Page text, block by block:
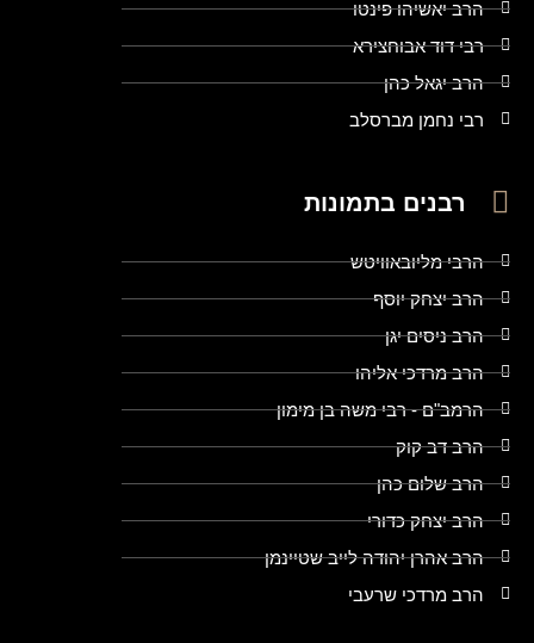
הרב יאשיהו פינטו
רבי דוד אבוחצירא
הרב יגאל כהן
רבי נחמן מברסלב
רבנים בתמונות
הרבי מליובאוויטש
הרב יצחק יוסף
הרב ניסים יגן
הרב מרדכי אליהו
הרמב"ם - רבי משה בן מימון
הרב דב קוק
הרב שלום כהן
הרב יצחק כדורי
הרב אהרן יהודה לייב שטיינמן
הרב מרדכי שרעבי